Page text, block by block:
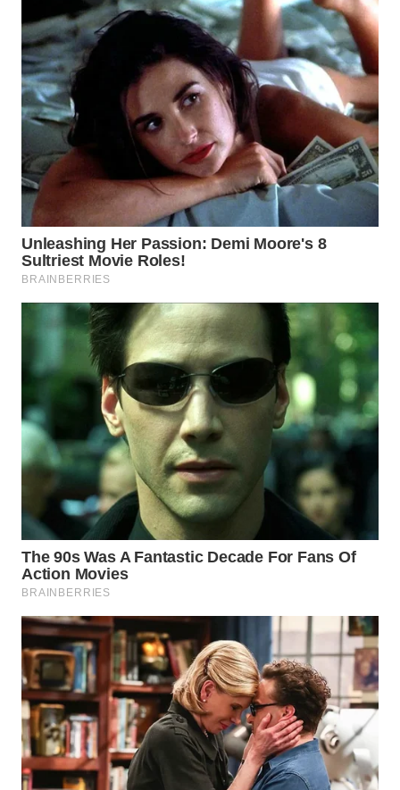
WAHANA
NEWS
WAHANA
TANI
WAHANA
ADVOKAT
WAHANA
INFRASTRUKTUR
WAHANA
KONSUMEN
WAHANA
LISTRIK
WAHANA
TRAVEL
WAHANA
TV
WAHANANEWS
ID
WAHANANEWS
CO ID
WAHANANEWS
NET
WAHANA